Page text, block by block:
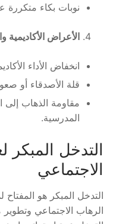
نوبات بكاء متكررة
الأعراض الأكاديمية
انخفاض الأداء
قلة الأصدقاء أو
مقاومة الذهاب إلى
المدرسية.
التدخل المبكر
الاجتماعي
التدخل المبكر هو
الرهاب الاجتماعي